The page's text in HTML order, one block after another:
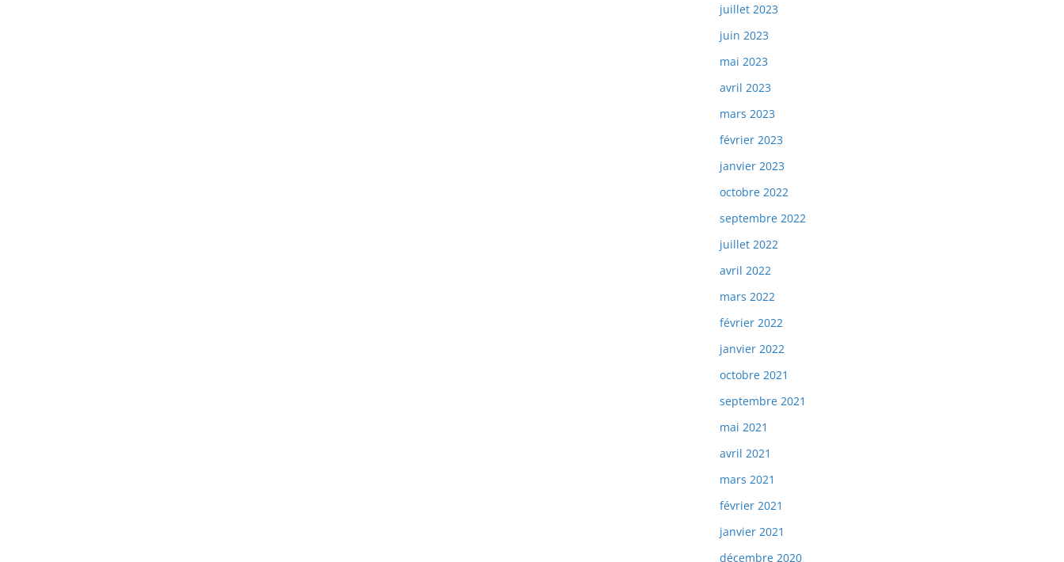
juillet 2023
juin 2023
mai 2023
avril 2023
mars 2023
février 2023
janvier 2023
octobre 2022
septembre 2022
juillet 2022
avril 2022
mars 2022
février 2022
janvier 2022
octobre 2021
septembre 2021
mai 2021
avril 2021
mars 2021
février 2021
janvier 2021
décembre 2020